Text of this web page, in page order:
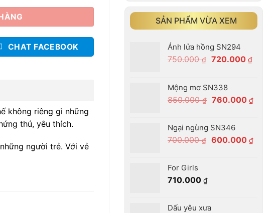
SẢN PHẨM VỪA XEM
Ánh lửa hồng SN294
750.000₫ Giá
750.000 ₫.
720.000 ₫Giá
Mộng mơ SN338
850.000₫ Giá
850.000 ₫.
760.000 ₫Giá
Ngại ngùng SN346
700.000₫ Giá
600.000 ₫Giá
For Girls
710.000 ₫
Dấu yêu xưa
CHAT FACEBOOK
không riêng gì những
thú, yêu thích.
người trẻ. Với vẻ